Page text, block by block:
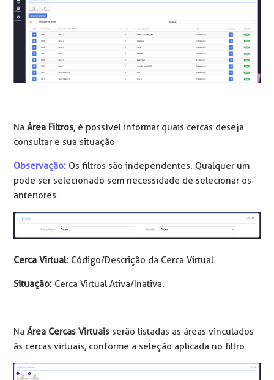
NaÁrea Filtros, é possível informar quais cercas deseja
consultar e sua situação
Observação: Os filtros são independentes. Qualquer um
pode ser selecionado sem necessidade de selecionar os
anteriores.
Cerca Virtual: Código/Descrição da Cerca Virtual.
Situação: Cerca Virtual Ativa/Inativa.
NaÁrea Cercas Virtuais serão listadas as áreas vinculados
às cercas virtuais, conforme a seleção aplicada no filtro.